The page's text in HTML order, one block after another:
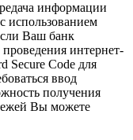
информации
использованием
Ваш банк
интернет-
Secure Code для
ввод
получения
Вы можете